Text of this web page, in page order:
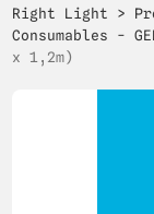
Right Light >
Consumables -
x 1,2m)